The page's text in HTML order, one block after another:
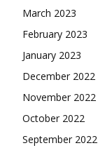
March 2023
February 2023
January 2023
December 2022
November 2022
October 2022
September 2022